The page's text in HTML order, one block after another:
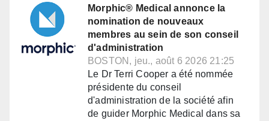
Morphic® Medical annonce la
nomination de nouveaux
membres au sein de son conseil
d'administration
BOSTON, jeu., août 6 2026 21:25
Le Dr Terri Cooper a été nommée
présidente du conseil
d'administration de la société afin
de guider Morphic Medical dans sa